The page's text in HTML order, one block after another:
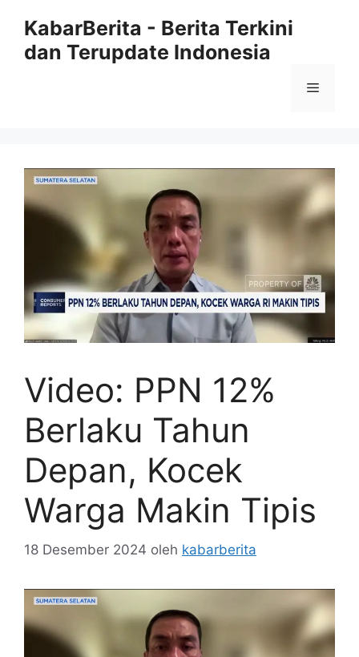
KabarBerita - Berita Terkini
dan Terupdate Indonesia
Menu
Video: PPN 12%
Berlaku Tahun
Depan, Kocek
Warga Makin Tipis
18 Desember 2024 oleh kabarberita